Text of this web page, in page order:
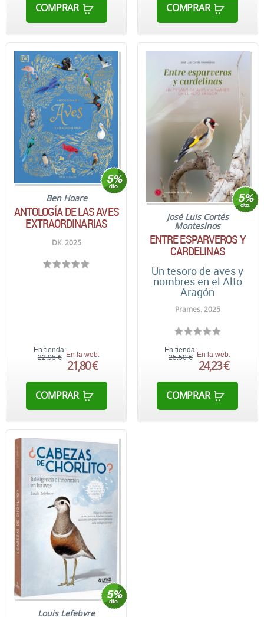
COMPRAR COMPRAR
Ben Hoare
ANTOLOGÍA DE LAS AVES
EXTRAORDINARIAS
DK. 2025
En tienda:
22,95 € En la web:
21,80 €
COMPRAR
José Luis Cortés
Montesinos
ENTRE ESPARVEROS Y
CARDELINAS
Un tesoro de aves y
nombres en el Alto
Aragón
Prames. 2025
En tienda:
25,50 €
En la web:
24,23 €
COMPRAR
Louis Lefebvre